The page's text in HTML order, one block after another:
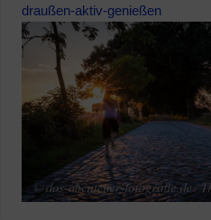
draußen-aktiv-genießen